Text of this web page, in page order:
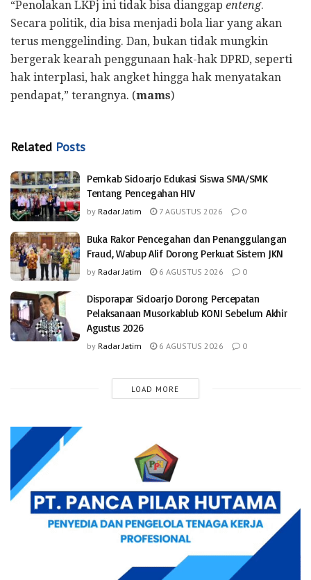
“Penolakan LKPj ini tidak bisa dianggap enteng.
Secara politik, dia bisa menjadi bola liar yang akan
terus menggelinding. Dan, bukan tidak mungkin
bergerak kearah penggunaan hak-hak DPRD, seperti
hak interplasi, hak angket hingga hak menyatakan
pendapat,” terangnya. (mams)
Related Posts
Pemkab Sidoarjo Edukasi Siswa SMA/SMK
Tentang Pencegahan HIV
by Radar Jatim 7 AGUSTUS 2026 0
Buka Rakor Pencegahan dan Penanggulangan
Fraud, Wabup Alif Dorong Perkuat Sistem JKN
by Radar Jatim 6 AGUSTUS 2026 0
Disporapar Sidoarjo Dorong Percepatan
Pelaksanaan Musorkablub KONI Sebelum Akhir
Agustus 2026
by Radar Jatim 6 AGUSTUS 2026 0
LOAD MORE